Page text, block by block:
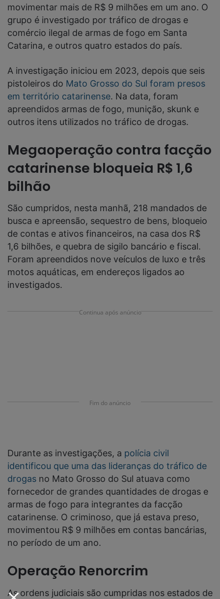
movimentar mais de R$ 9 milhões em um ano. O
grupo é investigado por tráfico de drogas e
comércio ilegal de armas de fogo em Santa
Catarina, e outros quatro estados do país.
A investigação iniciou em 2023, depois que seis
pistoleiros do Mato Grosso do Sul foram presos
em território catarinense. Na data, foram
apreendidos armas de fogo, munição, skunk e
outros itens utilizados no tráfico de drogas.
Megaoperação contra facção
catarinense bloqueia R$ 1,6
bilhão
São cumpridos, nesta manhã, 218 mandados de
busca e apreensão, sequestro de bens, bloqueio
de contas e ativos financeiros, na casa dos R$
1,6 bilhões, e quebra de sigilo bancário e fiscal.
Foram apreendidos nove veículos de luxo e três
motos aquáticas, em endereços ligados ao
investigados.
Continua após anúncio
Fim do anúncio
Durante as investigações, a polícia civil
identificou que uma das lideranças do tráfico de
drogas no Mato Grosso do Sul atuava como
fornecedor de grandes quantidades de drogas e
armas de fogo para integrantes da facção
catarinense. O criminoso, que já estava preso,
movimentou R$ 9 milhões em contas bancárias,
no período de um ano.
Operação Renorcrim
As ordens judiciais são cumpridas nos estados de